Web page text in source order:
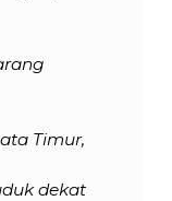
Timur,
dekat